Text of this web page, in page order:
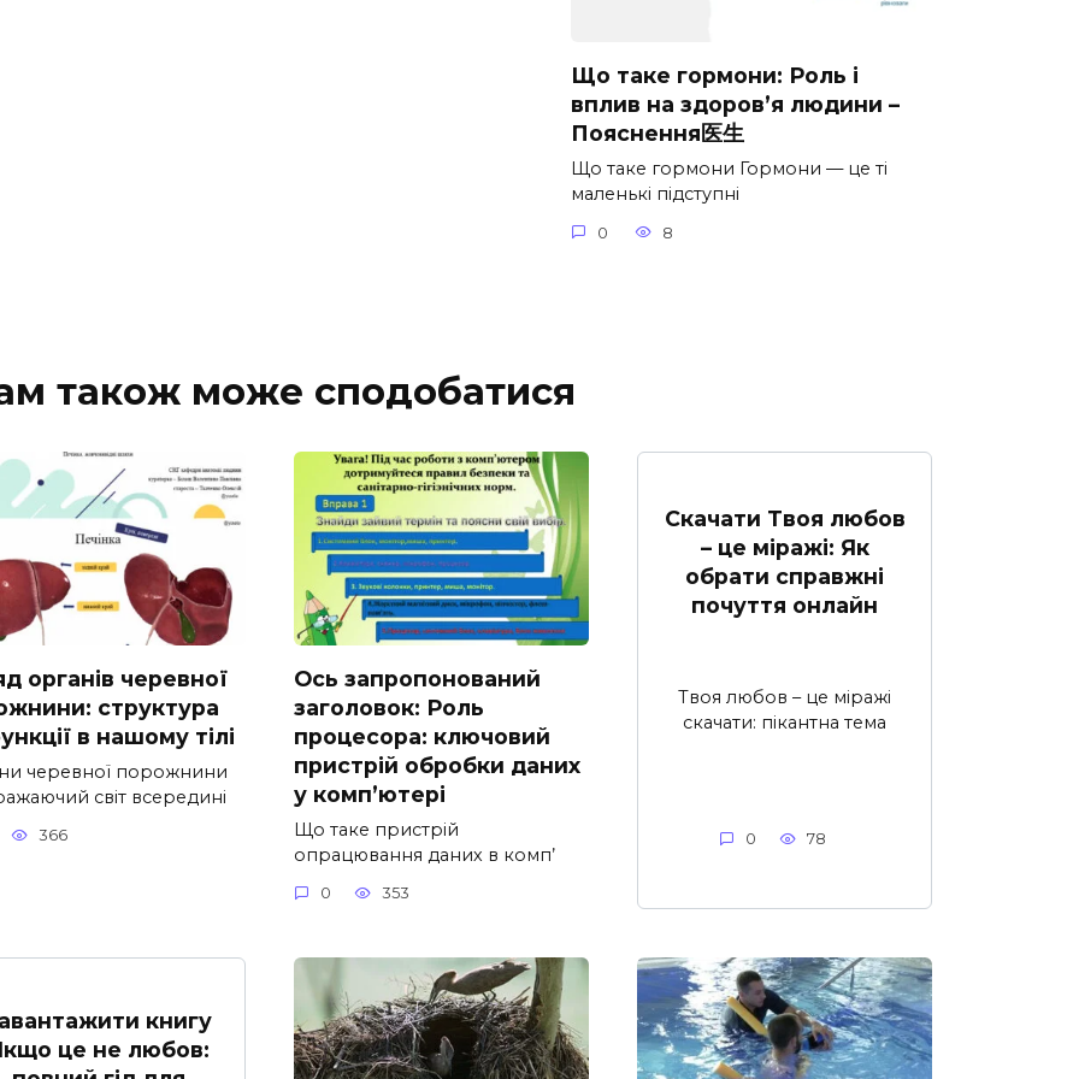
Що таке гормони: Роль і
вплив на здоров’я людини –
Пояснення医生
Що таке гормони Гормони — це ті
маленькі підступні
0 8
також може сподобатися
органів черевної
структура
в нашому тілі
черевної порожнини
світ всередині
366
Ось запропонований
заголовок: Роль
процесора: ключовий
пристрій обробки даних
у комп’ютері
Що таке пристрій
опрацювання даних в комп’
0 353
Скачати Твоя любов
– це міражі: Як
обрати справжні
почуття онлайн
Твоя любов – це міражі
скачати: пікантна тема
0 78
книгу
це не любов: